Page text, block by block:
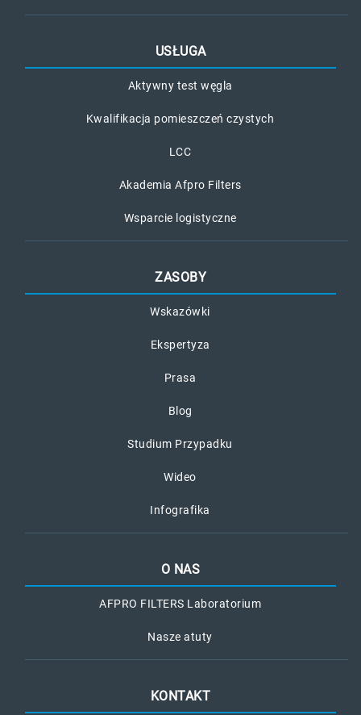
USŁUGA
Aktywny test węgla
Kwalifikacja pomieszczeń czystych
LCC
Akademia Afpro Filters
Wsparcie logistyczne
ZASOBY
Wskazówki
Ekspertyza
Prasa
Blog
Studium Przypadku
Wideo
Infografika
O NAS
AFPRO FILTERS Laboratorium
Nasze atuty
KONTAKT